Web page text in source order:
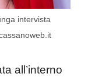
intervista
all’interno